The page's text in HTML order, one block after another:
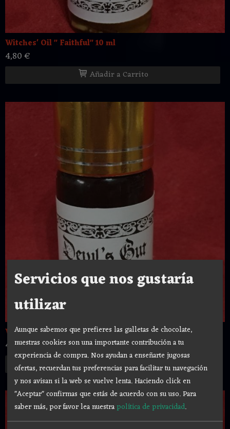
Witches' Oil " Faithful" 10 ml
4,80 €
Añadir a Carrito
Witches' Oil " Devil's Cut " 10 ml
4,80 €
Añadir a Carrito
Servicios que nos gustaría
utilizar
Aunque sabemos que prefieres las galletas de chocolate,
nuestras cookies son una importante contribución a tu
experiencia de compra. Nos ayudan a enseñarte jugosas
ofertas, recuerdan tus preferencias para facilitar tu navegación
y nos avisan si la web se vuelve lenta. Haciendo click en
"Aceptar" confirmas que estás de acuerdo con su uso.Para
saber más, por favor lea nuestrapolítica de privacidad.